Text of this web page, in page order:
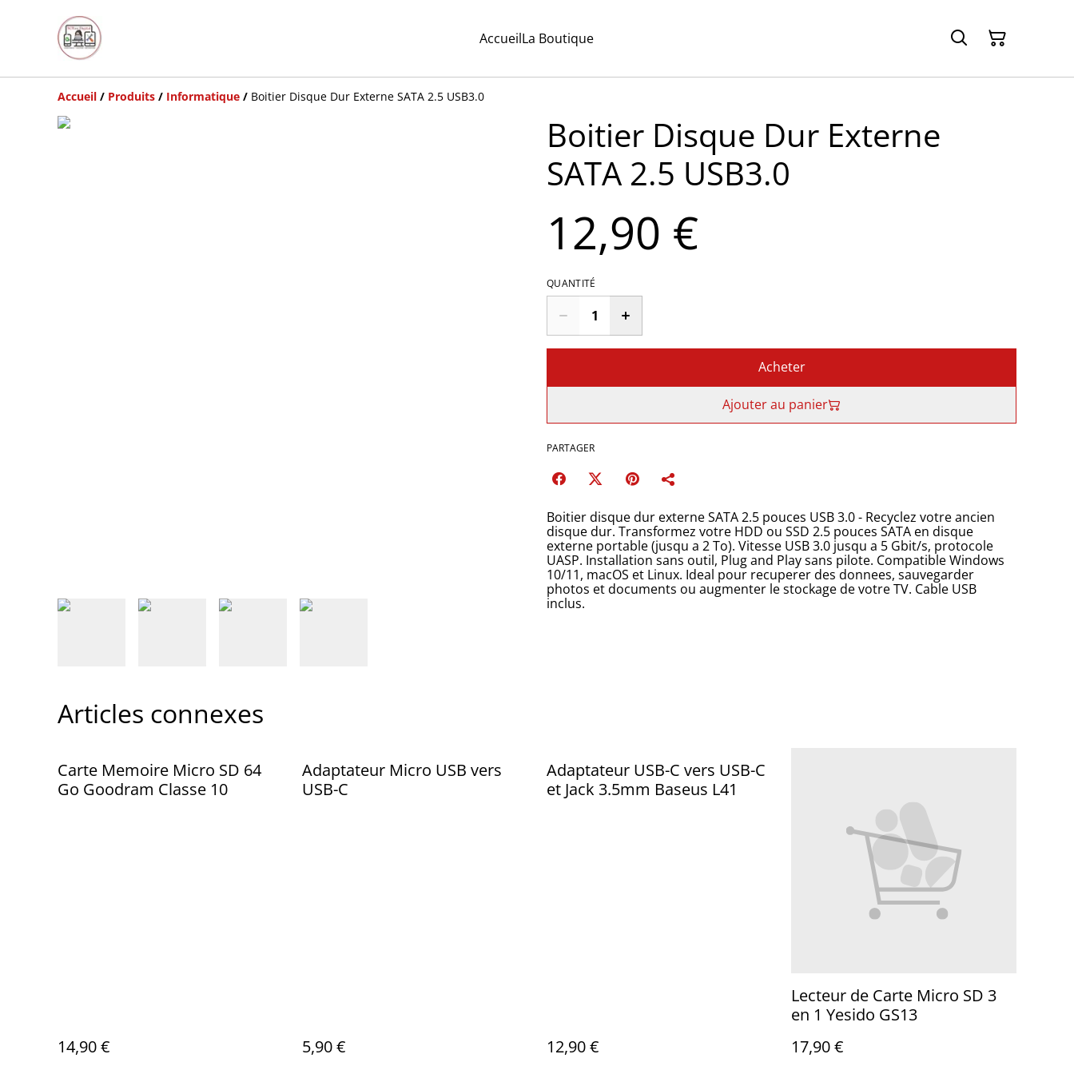
AccueilLa Boutique
Accueil / Produits / Informatique / Boitier Disque Dur Externe SATA 2.5 USB3.0
Boitier Disque Dur Externe
SATA 2.5 USB3.0
12,90 €
QUANTITÉ
Acheter
Ajouter au panier
PARTAGER
Boitier disque dur externe SATA 2.5 pouces USB 3.0 - Recyclez votre ancien
disque dur. Transformez votre HDD ou SSD 2.5 pouces SATA en disque
externe portable (jusqu a 2 To). Vitesse USB 3.0 jusqu a 5 Gbit/s, protocole
UASP. Installation sans outil, Plug and Play sans pilote. Compatible Windows
10/11, macOS et Linux. Ideal pour recuperer des donnees, sauvegarder
photos et documents ou augmenter le stockage de votre TV. Cable USB
inclus.
Articles connexes
Carte Memoire Micro SD 64
Go Goodram Classe 10
14,90 €
Adaptateur Micro USB vers
USB-C
5,90 €
Adaptateur USB-C vers USB-C
et Jack 3.5mm Baseus L41
12,90 €
Lecteur de Carte Micro SD 3
en 1 Yesido GS13
17,90 €